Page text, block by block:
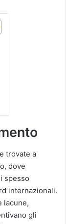
trovate a
dove
spesso
internazionali.
lacune,
gli